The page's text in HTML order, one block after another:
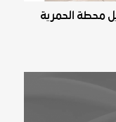
محطة الحمرية